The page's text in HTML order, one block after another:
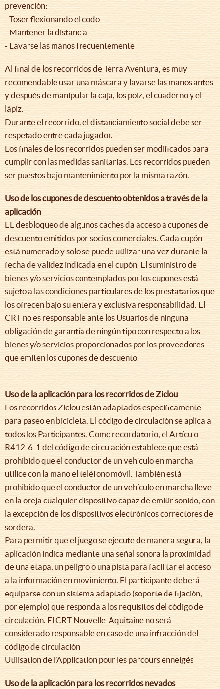
prevención:
- Toser flexionando el codo
- Mantener la distancia
- Lavarse las manos frecuentemente
Al final de los recorridos de Tèrra Aventura, es muy
recomendable usar una máscara y lavarse las manos antes
y después de manipular la caja, los poiz, el cuaderno y el
lápiz.
Durante el recorrido, el distanciamiento social debe ser
respetado entre cada jugador.
Los finales de los recorridos pueden ser modificados para
cumplir con las medidas sanitarias. Los recorridos pueden
ser puestos bajo mantenimiento por la misma razón.
Uso de los cupones de descuento obtenidos a través de la
aplicación
EL desbloqueo de algunos caches da acceso a cupones de
descuento emitidos por socios comerciales. Cada cupón
está numerado y solo se puede utilizar una vez durante la
fecha de validez indicada en el cupón. El suministro de
bienes y/o servicios contemplados por los cupones está
sujeto a las condiciones particulares de los prestatarios que
los ofrecen bajo su entera y exclusiva responsabilidad. El
CRT no es responsable ante los Usuarios de ninguna
obligación de garantía de ningún tipo con respecto a los
bienes y/o servicios proporcionados por los proveedores
que emiten los cupones de descuento.
Uso de la aplicación para los recorridos de Ziclou
Los recorridos Ziclou están adaptados específicamente
para paseo en bicicleta. El código de circulación se aplica a
todos los Participantes. Como recordatorio, el Artículo
R412-6-1 del código de circulación establece que está
prohibido que el conductor de un vehículo en marcha
utilice con la mano el teléfono móvil. También está
prohibido que el conductor de un vehículo en marcha lleve
en la oreja cualquier dispositivo capaz de emitir sonido, con
la excepción de los dispositivos electrónicos correctores de
sordera.
Para permitir que el juego se ejecute de manera segura, la
aplicación indica mediante una señal sonora la proximidad
de una etapa, un peligro o una pista para facilitar el acceso
a la información en movimiento. El participante deberá
equiparse con un sistema adaptado (soporte de fijación,
por ejemplo) que responda a los requisitos del código de
circulación. El CRT Nouvelle-Aquitaine no será
considerado responsable en caso de una infracción del
código de circulación
Utilisation de l’Application pour les parcours enneigés
Uso de la aplicación para los recorridos nevados